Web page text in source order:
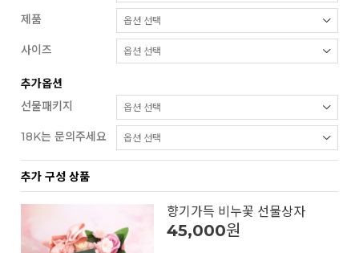
제품
사이즈
추가옵션
선물패키지
18K는 문의주세요
추가 구성 상품
향기가득 비누꽃 선물상자
45,000원